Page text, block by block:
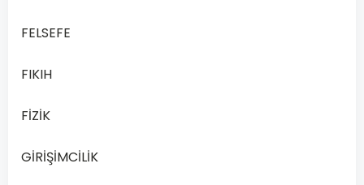
hangisi
bakımından
daha
FELSEFE
FIKIH
FİZİK
GİRİŞİMCİLİK